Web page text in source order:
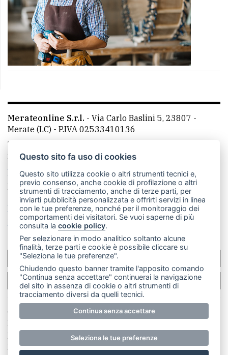
Merateonline S.r.l. - Via Carlo Baslini 5, 23807 -
Merate (LC) - P.IVA 02533410136
Telefono:
mail: redazione@merateonline.it
La redazione
CasateOnline LeccoOnline
RSS
Made by VIP
Privacy policy
Cookie policy
Rivedi le tue scelte sui cookie
SCRIVICI
PER LA TUA PUBBLICITÀ
© Copyright Merateonline S.r.l. - Tutti i diritti riservati.
E' proibita la riproduzione e pubblicazione anche
parziale di testi, articoli e immagini senza la
preventiva autorizzazione scritta dell'editore. RI Lecco
Questo sito fa uso di cookies
Questo sito utilizza cookie o altri strumenti tecnici e,
previo consenso, anche cookie di profilazione o altri
strumenti di tracciamento, anche di terze parti, per
inviarti pubblicità personalizzata e offrirti servizi in linea
con le tue preferenze, nonché per il monitoraggio dei
comportamenti dei visitatori. Se vuoi saperne di più
consulta lacookie policy.
Per selezionare in modo analitico soltanto alcune
finalità, terze parti e cookie è possibile cliccare su
"Seleziona le tue preferenze".
Chiudendo questo banner tramite l'apposito comando
"Continua senza accettare" continuerai la navigazione
del sito in assenza di cookie o altri strumenti di
tracciamento diversi da quelli tecnici.
Continua senza accettare
Seleziona le tue preferenze